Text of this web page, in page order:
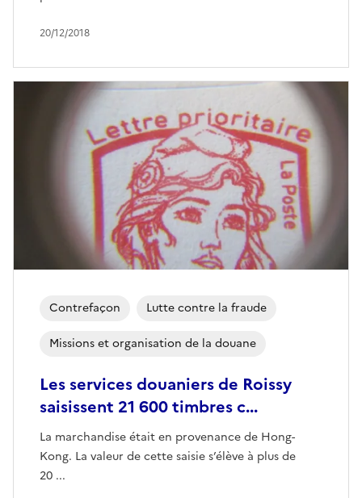
20/12/2018
Contrefaçon Lutte contre la fraude
Missions et organisation de la douane
Les services douaniers de Roissy
saisissent 21 600 timbres c...
La marchandise était en provenance de Hong-
Kong. La valeur de cette saisie s’élève à plus de
20 ...